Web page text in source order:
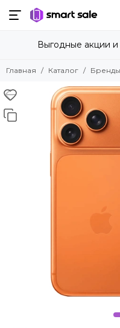
Назад
Бренды
Amazon
Apple
Bose
Microsoft
Выгодные акции
Главная Каталог Бренды